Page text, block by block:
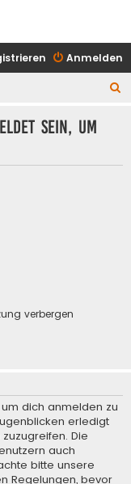
Anmelden
sein, um
verbergen
dich anmelden zu
erledigt
Die
auch
bitte unsere
Regelungen, bevor